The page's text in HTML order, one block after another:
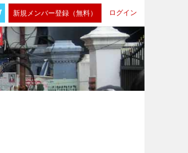
新規メンバー登録（無料） ログイン